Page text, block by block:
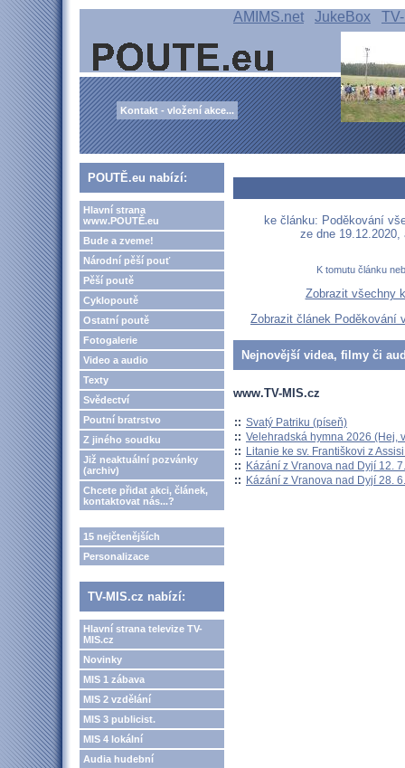
AMIMS.net JukeBox
Kontakt - vložení akce...
POUTĚ.eu nabízí:
Hlavní strana
www.POUTĚ.eu
Bude a zveme!
Národní pěší pouť
Pěší poutě
Cyklopoutě
Ostatní poutě
Fotogalerie
Video a audio
Texty
Svědectví
Poutní bratrstvo
Z jiného soudku
Již neaktuální pozvánky
(archiv)
Chcete přidat akci, článek,
kontaktovat nás...?
15 nejčtenějších
Personalizace
TV-MIS.cz nabízí:
Hlavní strana televize TV-
MIS.cz
Novinky
MIS 1 zábava
MIS 2 vzdělání
MIS 3 publicist.
MIS 4 lokální
Audia hudební
ke článku: Poděkování
ze dne
K tomutu článku
Zobrazit všechny
Zobrazit článek Poděkování
Nejnovější videa, filmy či
www.TV-MIS.cz
:: Svatý Patriku (píseň)
:: Velehradská hymna 2026 (Hej,
:: Litanie ke sv. Františkovi z
:: Kázání z Vranova nad Dyjí 12.
:: Kázání z Vranova nad Dyjí 28.